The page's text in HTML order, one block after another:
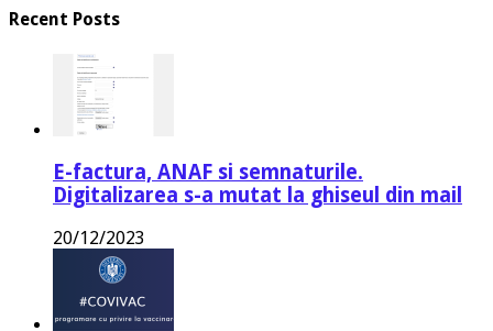
Recent Posts
E-factura, ANAF si semnaturile.
Digitalizarea s-a mutat la ghiseul din mail
20/12/2023